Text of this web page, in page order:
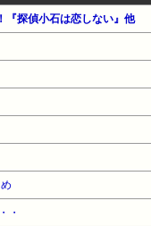
『探偵小石は恋しない』他
・